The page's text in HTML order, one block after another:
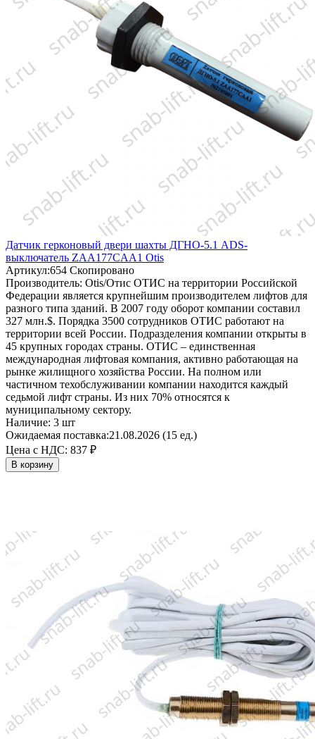
Датчик герконовый двери шахты ДГНО-5.1 ADS-
выключатель ZAA177CAA1 Otis
Артикул:654 Скопировано
Производитель: Otis/Отис ОТИС на территории Российской
Федерации является крупнейшим производителем лифтов для
разного типа зданий. В 2007 году оборот компании составил
327 млн.$. Порядка 3500 сотрудников ОТИС работают на
территории всей России. Подразделения компании открыты в
45 крупных городах страны. ОТИС – единственная
международная лифтовая компания, активно работающая на
рынке жилищного хозяйства России. На полном или
частичном техобслуживании компании находится каждый
седьмой лифт страны. Из них 70% относятся к
муниципальному сектору.
Наличие: 3 шт
Ожидаемая поставка:21.08.2026 (15 ед.)
Цена с НДС: 837 ₽
В корзину